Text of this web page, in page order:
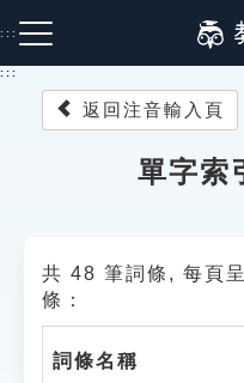
到
主
:::
網站導覽
:::
返回注音輸入頁
單字索
共 48 筆詞條, 每頁
條：
詞條名稱